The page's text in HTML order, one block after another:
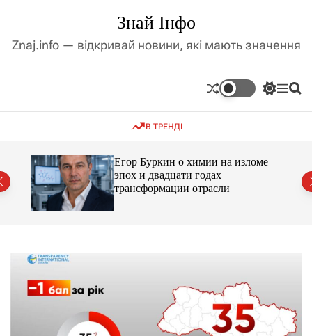
д
і
с
Знай Інфо
Znaj.info — відкривай новини, які мають значення
П
к
в
о
г
о
р
М П
В ТРЕНДІ
Егор Буркин о химии на изломе
эпох и двадцати годах
трансформации отрасли